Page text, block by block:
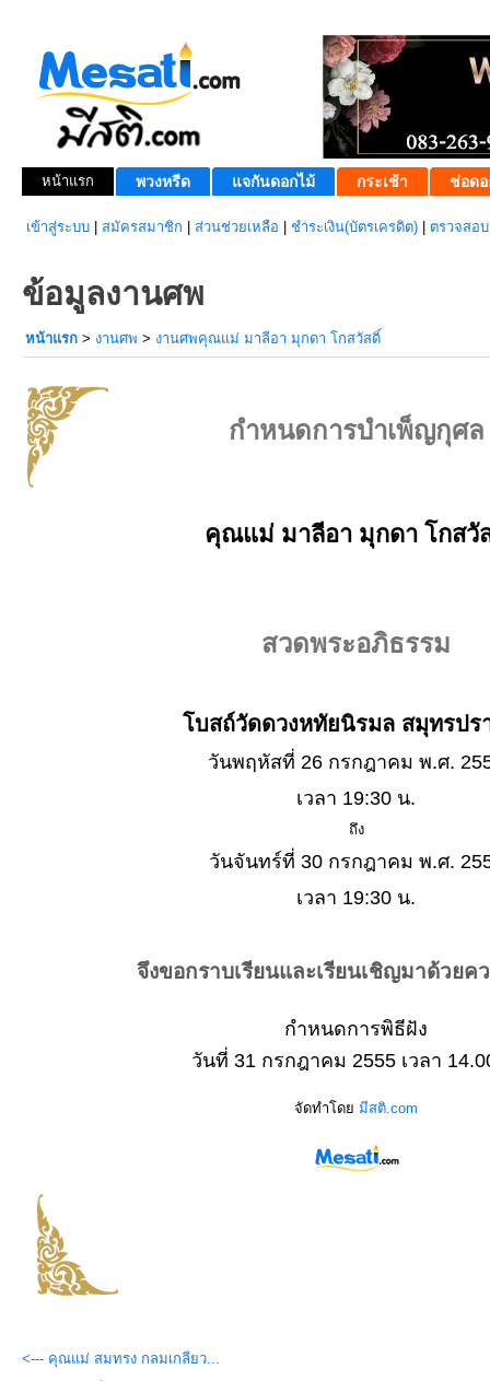
หน้าแรก พวงหรีด แจกันดอกไม้ กระเช้า ช่อดอ
เข้าสู่ระบบ สมัครสมาชิก ส่วนช่วยเหลือ ชำระเงิน(บัตรเครดิต) ตรวจสอ
ข้อมูลงานศพ
หน้าแรก > งานศพ > งานศพคุณแม่ มาลีอา มุกดา โกสวัสดิ์
กำหนดการบำเพ็ญกุศล
คุณแม่ มาลีอา มุกดา โกสวั
สวดพระอภิธรรม
โบสถ์วัดดวงหทัยนิรมล สมุทรปร
วันพฤหัสที่ 26 กรกฎาคม พ.ศ.
เวลา 19:30 น.
ถึง
วันจันทร์ที่ 30 กรกฎาคม พ.ศ.
เวลา 19:30 น.
จึงขอกราบเรียนและเรียนเชิญมาด้วยค
กำหนดการพิธีฝัง
วันที่ 31 กรกฎาคม 2555 เวลา
จัดทำโดย มีสติ.com
<--- คุณแม่ สมทรง กลมเกลียว...